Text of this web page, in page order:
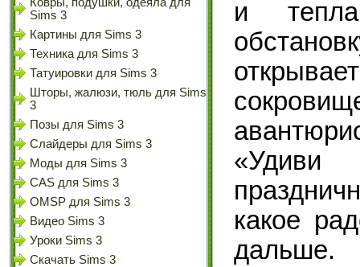
Sims 3
Картины для Sims 3
Техника для Sims 3
Татуировки для Sims 3
Шторы, жалюзи, тюль для Sims
3
Позы для Sims 3
Слайдеры для Sims 3
Моды для Sims 3
CAS для Sims 3
OMSP для Sims 3
Видео Sims 3
Уроки Sims 3
Скачать Sims 3
и
«Удиви
какое
дальше.